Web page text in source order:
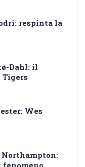
respinta la
Dahl: il
Wes